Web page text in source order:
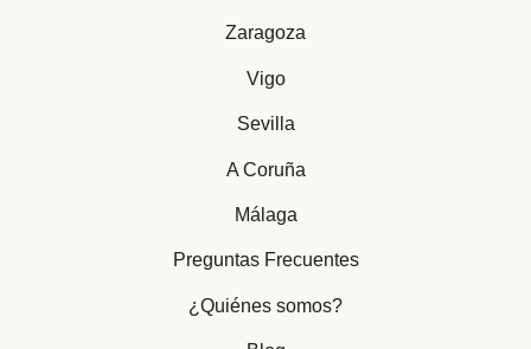
Zaragoza
Vigo
Sevilla
A Coruña
Málaga
Preguntas Frecuentes
¿Quiénes somos?